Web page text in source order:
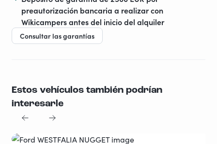
preautorización bancaria a realizar con
Wikicampers antes del inicio del alquiler
Consultar las garantías
Estos vehículos también podrían
interesarle